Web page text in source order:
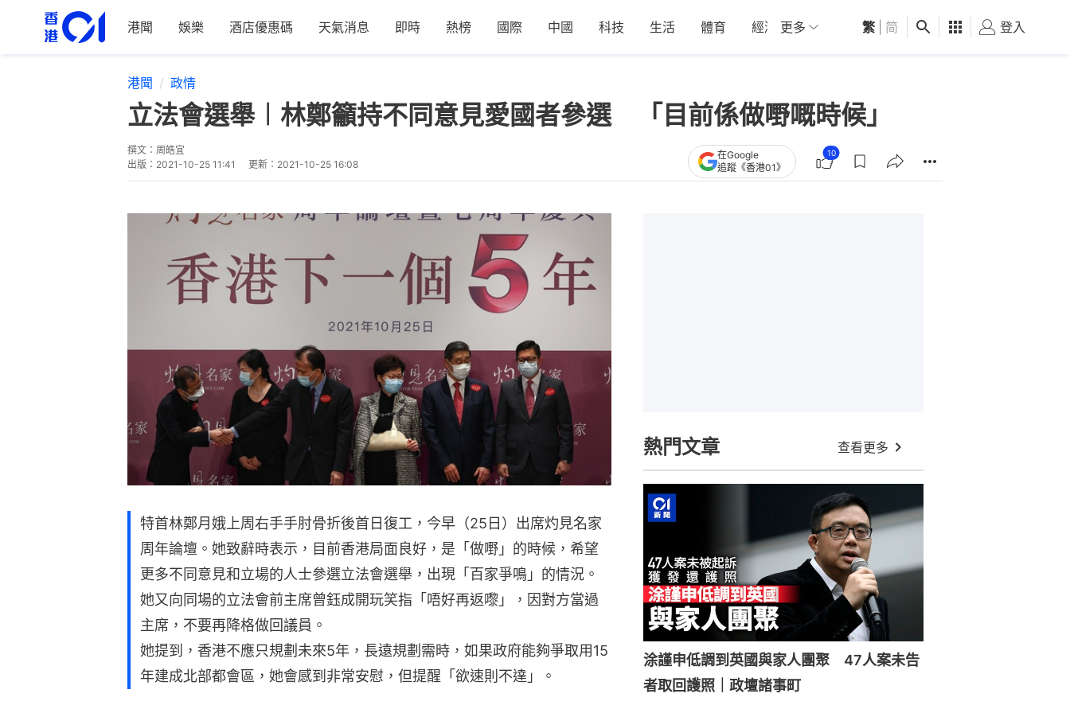
港聞 娛樂 酒店優惠碼 天氣消息 即時 熱榜 國際 中國 科技 生活 體育 經濟 01深圳 觀點 健康 好食玩飛
更多 繁 简 登入
港聞 政情
立法會選舉︱林鄭籲持不同意見愛國者參選 「目前係做嘢嘅時候」
撰文： 周皓宜
出版： 2021-10-25 11:41 更新： 2021-10-25 16:08
在Google
追蹤《香港01》
10
特首林鄭月娥上周右手手肘骨折後首日復工，今早（25日）出席灼見名家
周年論壇。她致辭時表示，目前香港局面良好，是「做嘢」的時候，希望
更多不同意見和立場的人士參選立法會選舉，出現「百家爭鳴」的情況。
她又向同場的立法會前主席曾鈺成開玩笑指「唔好再返嚟」，因對方當過
主席，不要再降格做回議員。
她提到，香港不應只規劃未來5年，長遠規劃需時，如果政府能夠爭取用15
年建成北部都會區，她會感到非常安慰，但提醒「欲速則不達」。
熱門文章 查看更多
涂謹申低調到英國與家人團聚 47人案未告
者取回護照｜政壇諸事町